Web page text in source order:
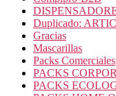
Duplicado:
Gracias
Mascarillas
Packs Comerciales
PACKS
PACKS